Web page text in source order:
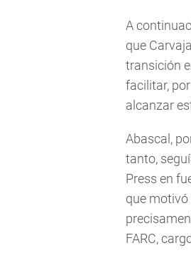
A
que
transición
facilitar,
alcanzar
Abascal,
tanto,
Press en
que motivó
FARC,